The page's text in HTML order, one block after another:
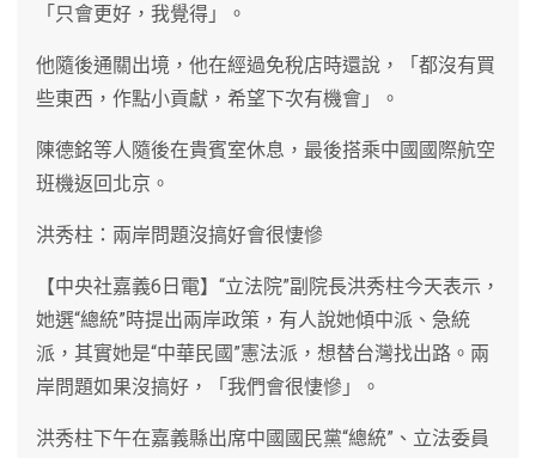
「只會更好，我覺得」。
他隨後通關出境，他在經過免稅店時還說，「都沒有買
些東西，作點小貢獻，希望下次有機會」。
陳德銘等人隨後在貴賓室休息，最後搭乘中國國際航空
班機返回北京。
洪秀柱：兩岸問題沒搞好會很悽慘
【中央社嘉義6日電】“立法院”副院長洪秀柱今天表示，
她選“總統”時提出兩岸政策，有人說她傾中派、急統
派，其實她是“中華民國”憲法派，想替台灣找出路。兩
岸問題如果沒搞好，「我們會很悽慘」。
洪秀柱下午在嘉義縣出席中國國民黨“總統”、立法委員